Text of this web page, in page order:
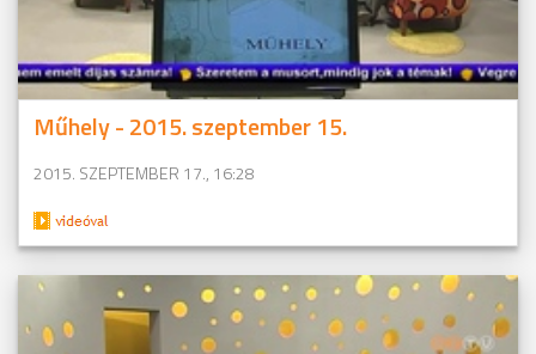
Műhely - 2015. szeptember 15.
2015. SZEPTEMBER 17., 16:28